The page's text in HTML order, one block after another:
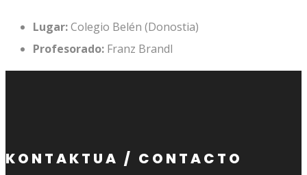
Lugar:Colegio Belén (Donostia)
Profesorado: Franz Brandl
KONTAKTUA / CONTACTO